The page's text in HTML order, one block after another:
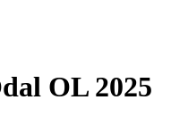
OL 2025